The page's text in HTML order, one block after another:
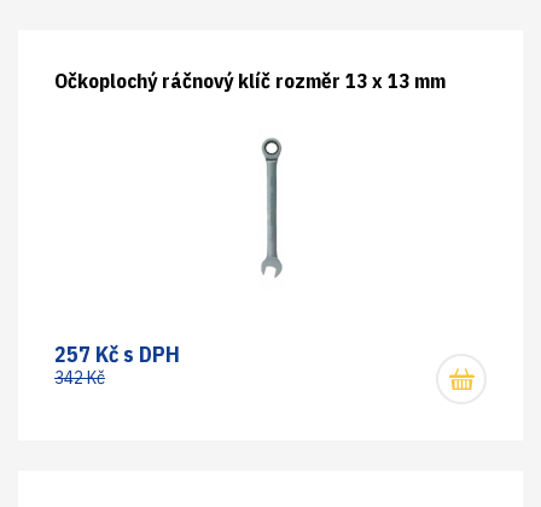
Očkoplochý ráčnový klíč rozměr 13 x 13 mm
257 Kč s DPH
342 Kč